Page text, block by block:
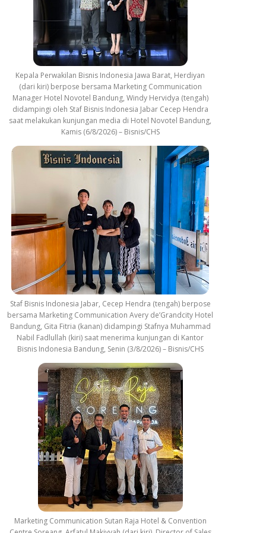
Kepala Perwakilan Bisnis Indonesia Jawa Barat, Herdiyan
(dari kiri) berpose bersama Marketing Communication
Manager Hotel Novotel Bandung, Windy Hervidya (tengah)
didampingi oleh Staf Bisnis Indonesia Jabar Cecep Hendra
saat melakukan kunjungan media di Hotel Novotel Bandung,
Kamis (6/8/2026) – Bisnis/CHS
Staf Bisnis Indonesia Jabar, Cecep Hendra (tengah) berpose
bersama Marketing Communication Avery de’Grandcity Hotel
Bandung, Gita Fitria (kanan) didampingi Stafnya Muhammad
Nabil Fadlullah (kiri) saat menerima kunjungan di Kantor
Bisnis Indonesia Bandung, Senin (3/8/2026) – Bisnis/CHS
Marketing Communication Sutan Raja Hotel & Convention